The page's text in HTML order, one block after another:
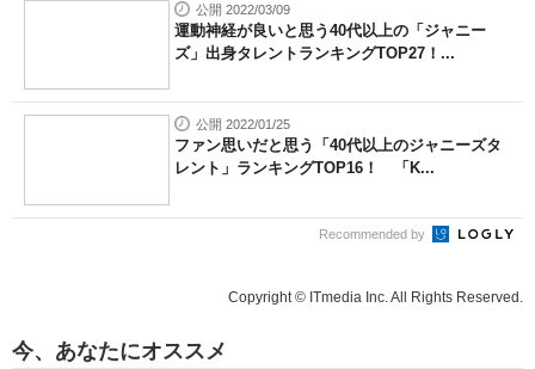
公開 2022/03/09
運動神経が良いと思う40代以上の「ジャニー
ズ」出身タレントランキングTOP27！...
公開 2022/01/25
ファン思いだと思う「40代以上のジャニーズタ
レント」ランキングTOP16！ 「K...
Recommended by
Copyright © ITmedia Inc. All Rights Reserved.
今、あなたにオススメ